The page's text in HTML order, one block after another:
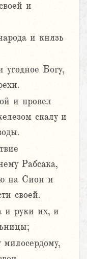
и
и князь
угодное Богу,
и провел
скалу и
Рабсака,
на Сион и
своей.
и руки их, и